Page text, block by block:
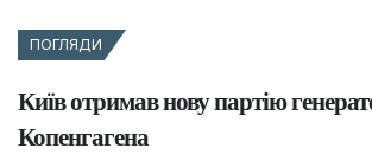
ПОГЛЯДИ
Київ отримав нову партію
Копенгагена